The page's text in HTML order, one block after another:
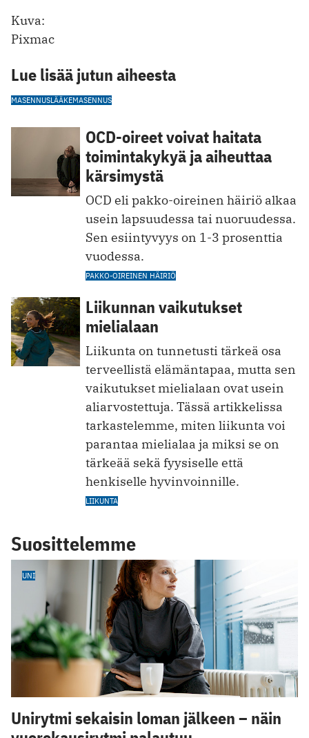
Kuva:
Pixmac
Lue lisää jutun aiheesta
MASENNUSLÄÄKEMASENNUS
OCD-oireet voivat haitata
toimintakykyä ja aiheuttaa
kärsimystä
OCD eli pakko-oireinen häiriö alkaa
usein lapsuudessa tai nuoruudessa.
Sen esiintyvyys on 1-3 prosenttia
vuodessa.
PAKKO-OIREINEN HÄIRIÖ
Liikunnan vaikutukset
mielialaan
Liikunta on tunnetusti tärkeä osa
terveellistä elämäntapaa, mutta sen
vaikutukset mielialaan ovat usein
aliarvostettuja. Tässä artikkelissa
tarkastelemme, miten liikunta voi
parantaa mielialaa ja miksi se on
tärkeää sekä fyysiselle että
henkiselle hyvinvoinnille.
LIIKUNTA
Suosittelemme
UNI
Unirytmi sekaisin loman jälkeen – näin